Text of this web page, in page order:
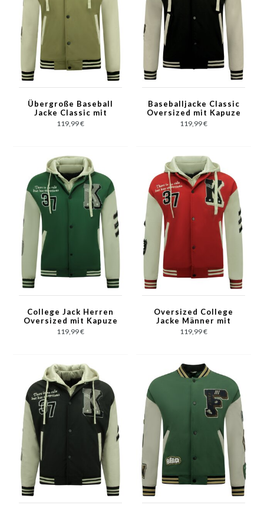
Übergroße Baseball
Jacke Classic mit
Kapuze -8632- Grün
119,99 €
Baseballjacke Classic
Oversized mit Kapuze
-8632- Schwarz
119,99 €
College Jack Herren
Oversized mit Kapuze
- 8630 - Grün
119,99 €
Oversized College
Jacke Männer mit
Kapuze - 8630 - Rot
119,99 €